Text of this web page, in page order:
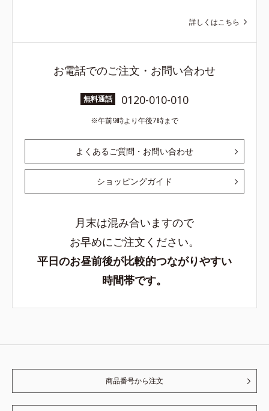
詳しくはこちら
お電話でのご注文・お問い合わせ
無料通話 0120-010-010
午前9時より午後7時まで
よくあるご質問・お問い合わせ
ショッピングガイド
月末は混み合いますので
お早めにご注文ください。
平日のお昼前後が比較的つながりやすい
時間帯です。
商品番号から注文